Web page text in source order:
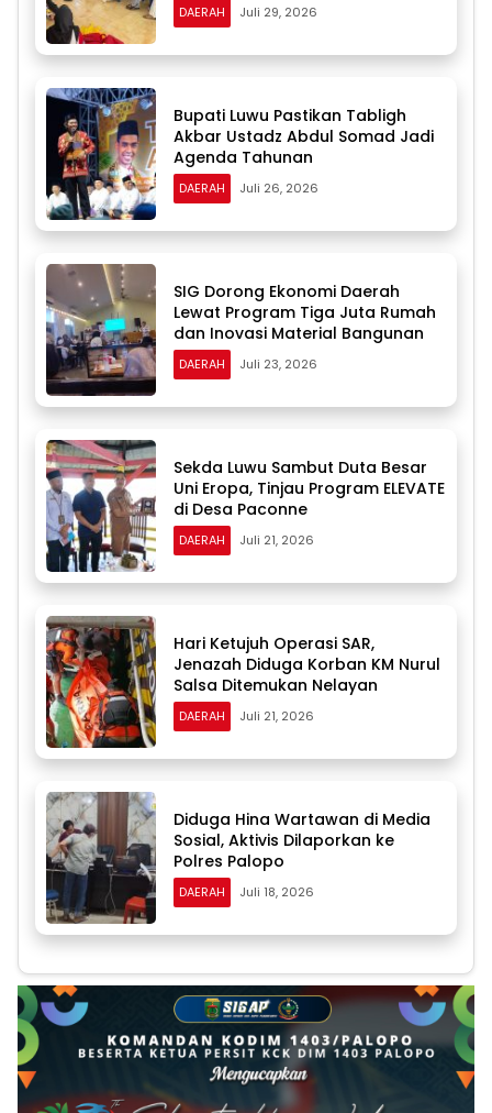
DAERAH Juli 29, 2026
Bupati Luwu Pastikan Tabligh
Akbar Ustadz Abdul Somad Jadi
Agenda Tahunan
DAERAH Juli 26, 2026
SIG Dorong Ekonomi Daerah
Lewat Program Tiga Juta Rumah
dan Inovasi Material Bangunan
DAERAH Juli 23, 2026
Sekda Luwu Sambut Duta Besar
Uni Eropa, Tinjau Program ELEVATE
di Desa Paconne
DAERAH Juli 21, 2026
Hari Ketujuh Operasi SAR,
Jenazah Diduga Korban KM Nurul
Salsa Ditemukan Nelayan
DAERAH Juli 21, 2026
Diduga Hina Wartawan di Media
Sosial, Aktivis Dilaporkan ke
Polres Palopo
DAERAH Juli 18, 2026